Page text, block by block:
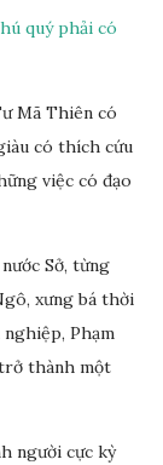
quý phải có
Mã Thiên có
có thích cứu
việc có đạo
Sở, từng
xưng bá thời
Phạm
thành một
người cực kỳ